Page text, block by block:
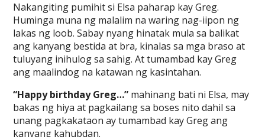
Nakangiting pumihit si Elsa paharap kay Greg.
Huminga muna ng malalim na waring nag-iipon ng
lakas ng loob. Sabay nyang hinatak mula sa balikat
ang kanyang bestida at bra, kinalas sa mga braso at
tuluyang inihulog sa sahig. At tumambad kay Greg
ang maalindog na katawan ng kasintahan.
“Happy birthday Greg…” mahinang bati ni Elsa, may
bakas ng hiya at pagkailang sa boses nito dahil sa
unang pagkakataon ay tumambad kay Greg ang
kanyang kahubdan.